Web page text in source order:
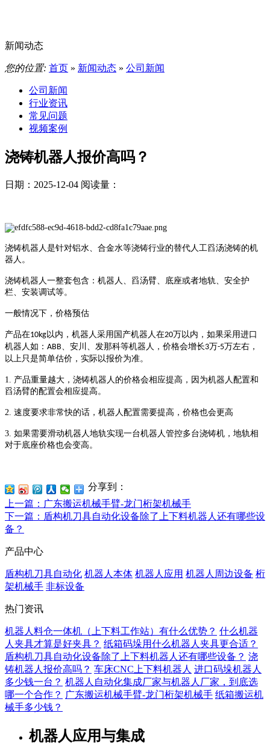
新闻动态
您的位置: 首页 » 新闻动态 » 公司新闻
公司新闻
行业资讯
常见问题
视频案例
浇铸机器人报价高吗？
日期：2025-12-04 阅读量：
浇铸机器人是针对铝水、合金水等浇铸行业的替代人工舀汤浇铸的机
器人。
浇铸机器人一整套包含：机器人、舀汤臂、底座或者地轨、安全护
栏、安装调试等。
一般情况下，价格预估
产品在10kg以内，机器人采用国产机器人在20万以内，如果采用进口
机器人如： ABB 、安川、发那科等机器人，价格会增长3万-5万左右，
以上只是简单估价，实际以报价为准。
1. 产品重量越大，浇铸机器人的价格会相应提高，因为机器人配置和
舀汤臂的配置会相应提高。
2. 速度要求非常快的话，机器人配置需要提高，价格也会更高
3. 如果需要滑动机器人地轨实现一台机器人管控多台浇铸机，地轨相
对于底座价格也会变高。
分享到：
上一篇 ：广东搬运机械手臂-龙门桁架机械手
下一篇 ：盾构机刀具自动化设备除了上下料机器人还有哪些设
备？
产品中心
盾构机刀具自动化 机器人本体 机器人应用 机器人周边设备 桁
架机械手 非标设备
热门资讯
机器人料仓一体机（上下料工作站）有什么优势？ 什么机器
人夹具才算是好夹具？ 纸箱码垛用什么机器人夹具更合适？
盾构机刀具自动化设备除了上下料机器人还有哪些设备？ 浇
铸机器人报价高吗？ 车床CNC上下料机器人 进口码垛机器人
多少钱一台？ 机器人自动化集成厂家与机器人厂家，到底选
哪一个合作？ 广东搬运机械手臂-龙门桁架机械手 纸箱搬运机
械手多少钱？
机器人应用与集成